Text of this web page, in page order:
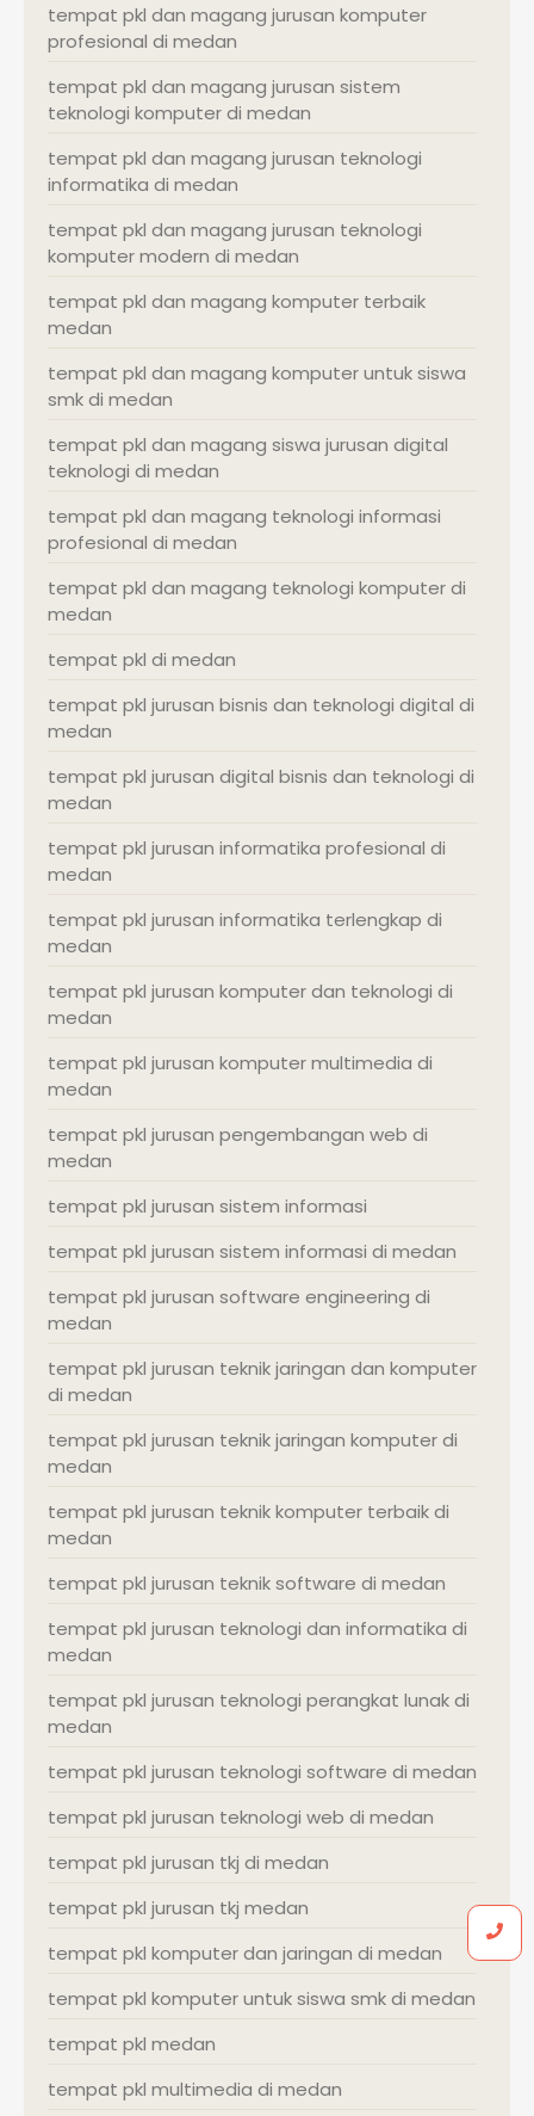
tempat pkl dan magang jurusan komputer
profesional di medan
tempat pkl dan magang jurusan sistem
teknologi komputer di medan
tempat pkl dan magang jurusan teknologi
informatika di medan
tempat pkl dan magang jurusan teknologi
komputer modern di medan
tempat pkl dan magang komputer terbaik
medan
tempat pkl dan magang komputer untuk siswa
smk di medan
tempat pkl dan magang siswa jurusan digital
teknologi di medan
tempat pkl dan magang teknologi informasi
profesional di medan
tempat pkl dan magang teknologi komputer di
medan
tempat pkl di medan
tempat pkl jurusan bisnis dan teknologi digital di
medan
tempat pkl jurusan digital bisnis dan teknologi di
medan
tempat pkl jurusan informatika profesional di
medan
tempat pkl jurusan informatika terlengkap di
medan
tempat pkl jurusan komputer dan teknologi di
medan
tempat pkl jurusan komputer multimedia di
medan
tempat pkl jurusan pengembangan web di
medan
tempat pkl jurusan sistem informasi
tempat pkl jurusan sistem informasi di medan
tempat pkl jurusan software engineering di
medan
tempat pkl jurusan teknik jaringan dan komputer
di medan
tempat pkl jurusan teknik jaringan komputer di
medan
tempat pkl jurusan teknik komputer terbaik di
medan
tempat pkl jurusan teknik software di medan
tempat pkl jurusan teknologi dan informatika di
medan
tempat pkl jurusan teknologi perangkat lunak di
medan
tempat pkl jurusan teknologi software di medan
tempat pkl jurusan teknologi web di medan
tempat pkl jurusan tkj di medan
tempat pkl jurusan tkj medan
tempat pkl komputer dan jaringan di medan
tempat pkl komputer untuk siswa smk di medan
tempat pkl medan
tempat pkl multimedia di medan